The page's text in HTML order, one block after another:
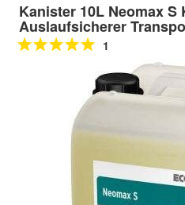
Kanister 10L Neomax S
Auslaufsicherer
1